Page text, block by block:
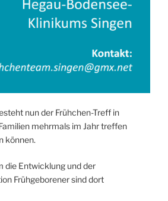
nun der Frühchen-Treff in
mehrmals im Jahr treffen
können.
die Entwicklung und der
Frühgeborener sind dort